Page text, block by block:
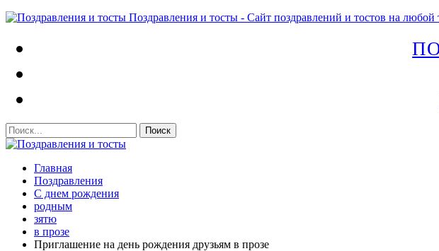
Поздравления и тосты - Сайт поздравлений и тостов на любой
Главная
Поздравления
С днем рождения
родным
зятю
в прозе
Приглашение на день рождения друзьям в прозе